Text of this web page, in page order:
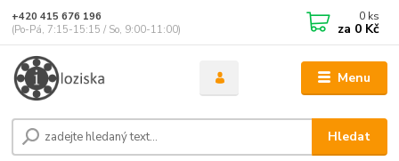
Menu
Hledat
+420 415 676 196
(Po-Pá, 7:15-15:15 / So, 9:00-11:00)
0 ks
za 0 Kč